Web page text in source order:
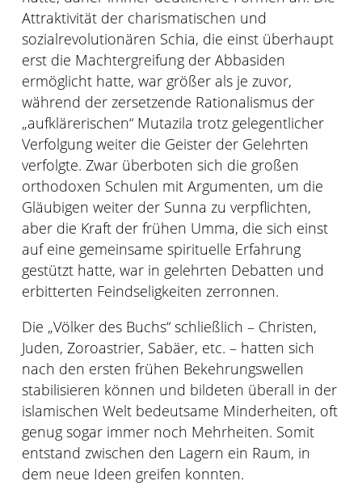
Attraktivität der charismatischen und
sozialrevolutionären Schia, die einst überhaupt
erst die Machtergreifung der Abbasiden
ermöglicht hatte, war größer als je zuvor,
während der zersetzende Rationalismus der
„aufklärerischen“ Mutazila trotz gelegentlicher
Verfolgung weiter die Geister der Gelehrten
verfolgte. Zwar überboten sich die großen
orthodoxen Schulen mit Argumenten, um die
Gläubigen weiter der Sunna zu verpflichten,
aber die Kraft der frühen Umma, die sich einst
auf eine gemeinsame spirituelle Erfahrung
gestützt hatte, war in gelehrten Debatten und
erbitterten Feindseligkeiten zerronnen.
Die „Völker des Buchs“ schließlich – Christen,
Juden, Zoroastrier, Sabäer, etc. – hatten sich
nach den ersten frühen Bekehrungswellen
stabilisieren können und bildeten überall in der
islamischen Welt bedeutsame Minderheiten, oft
genug sogar immer noch Mehrheiten. Somit
entstand zwischen den Lagern ein Raum, in
dem neue Ideen greifen konnten.